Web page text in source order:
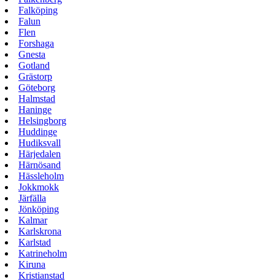
Falköping
Falun
Flen
Forshaga
Gnesta
Gotland
Grästorp
Göteborg
Halmstad
Haninge
Helsingborg
Huddinge
Hudiksvall
Härjedalen
Härnösand
Hässleholm
Jokkmokk
Järfälla
Jönköping
Kalmar
Karlskrona
Karlstad
Katrineholm
Kiruna
Kristianstad